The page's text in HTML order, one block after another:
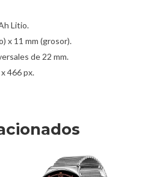
Litio.
x 11 mm (grosor).
de 22 mm.
466 px.